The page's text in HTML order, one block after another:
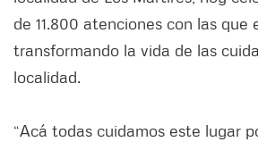
de 11.800 atenciones con las que
transformando la vida de las
localidad.
“Acá todas cuidamos este lugar